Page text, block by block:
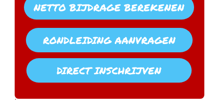
NETTO BIJDRAGE BEREKENEN
DIRECT INSCHRIJVEN
RONDLEIDING AANVRAGEN
.